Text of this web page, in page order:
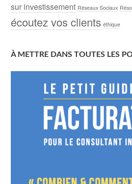
sur investissement Réseaux Sociaux
écoutez vos clients éthique
À METTRE DANS TOUTES LES